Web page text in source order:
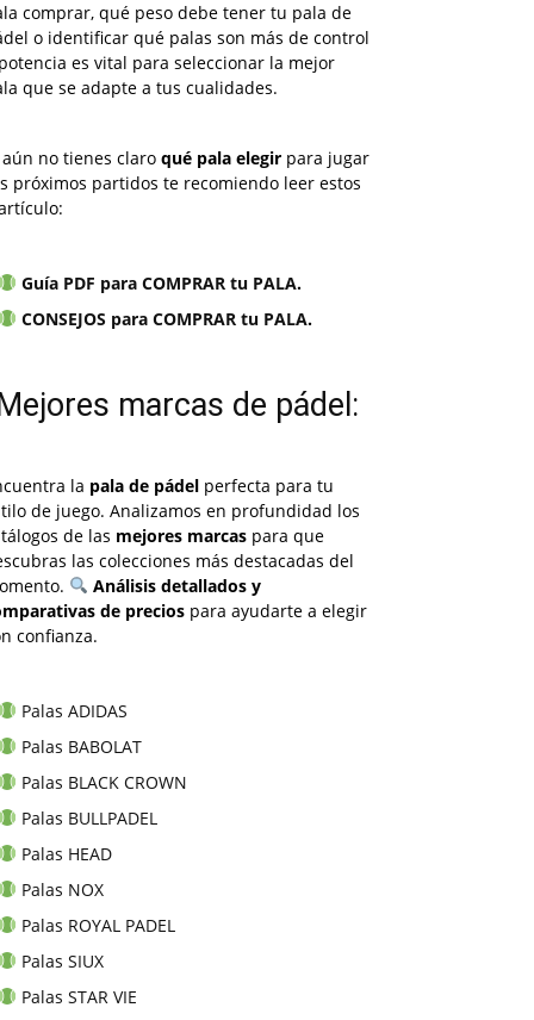
comprar, qué peso debe tener tu pala de
o identificar qué palas son más de control
es vital para seleccionar la mejor
que se adapte a tus cualidades.
aún no tienes claro qué pala elegir para jugar
próximos partidos te recomiendo leer estos
Guía PDF para COMPRAR tu PALA.
CONSEJOS para COMPRAR tu PALA.
marcas de pádel:
la pala de pádel perfecta para tu
de juego. Analizamos en profundidad los
de las mejores marcas para que
las colecciones más destacadas del
Análisis detallados y
de precios para ayudarte a elegir
confianza.
Palas ADIDAS
Palas BABOLAT
Palas BLACK CROWN
Palas BULLPADEL
Palas HEAD
Palas NOX
Palas ROYAL PADEL
Palas SIUX
Palas STAR VIE